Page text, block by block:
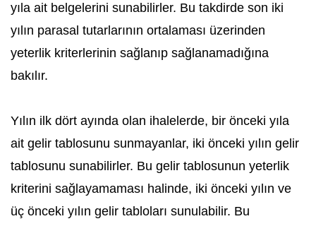
yıla ait belgelerini sunabilirler. Bu takdirde son iki
yılın parasal tutarlarının ortalaması üzerinden
yeterlik kriterlerinin sağlanıp sağlanamadığına
bakılır.
Yılın ilk dört ayında olan ihalelerde, bir önceki yıla
ait gelir tablosunu sunmayanlar, iki önceki yılın gelir
tablosunu sunabilirler. Bu gelir tablosunun yeterlik
kriterini sağlayamaması halinde, iki önceki yılın ve
üç önceki yılın gelir tabloları sunulabilir. Bu